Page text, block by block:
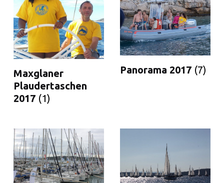
Maxglaner
Plaudertaschen
2017 (1)
Panorama 2017 (7)